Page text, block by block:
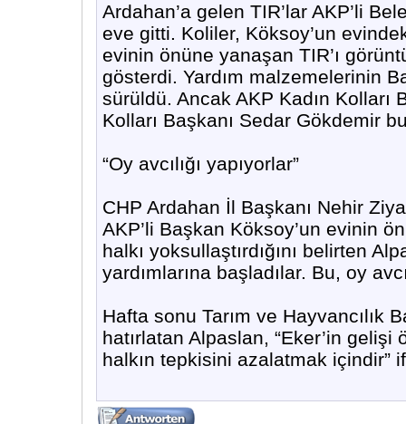
Ardahan’a gelen TIR’lar AKP’li
eve gitti. Koliler, Köksoy’un
evinin önüne yanaşan TIR’ı
gösterdi. Yardım malzemelerinin
sürüldü. Ancak AKP Kadın Kolları
Kolları Başkanı Sedar Gökdemir
“Oy avcılığı yapıyorlar”
CHP Ardahan İl Başkanı Nehir
AKP’li Başkan Köksoy’un evinin
halkı yoksullaştırdığını belirten
yardımlarına başladılar. Bu, oy
Hafta sonu Tarım ve Hayvancılık
hatırlatan Alpaslan, “Eker’in gelişi
halkın tepkisini azalatmak içindir”